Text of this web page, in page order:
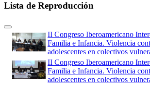
Lista de Reproducción
II Congreso Iberoamericano
Familia e Infancia. Violencia
adolescentes en colectivos
II Congreso Iberoamericano
Familia e Infancia. Violencia
adolescentes en colectivos